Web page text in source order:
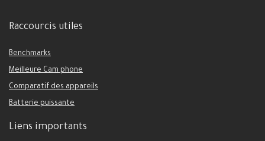
Raccourcis utiles
Benchmarks
Meilleure Cam phone
Comparatif des appareils
Batterie puissante
Liens importants